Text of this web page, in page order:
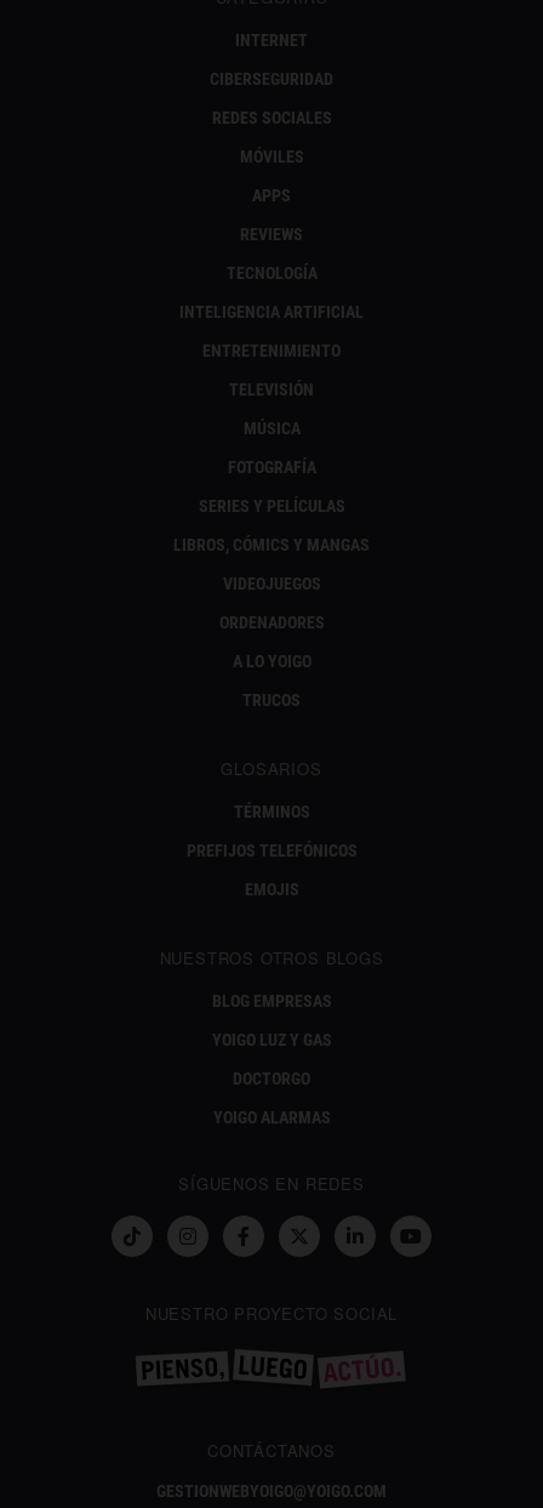
INTERNET
CIBERSEGURIDAD
REDES SOCIALES
MÓVILES
APPS
REVIEWS
TECNOLOGÍA
INTELIGENCIA ARTIFICIAL
ENTRETENIMIENTO
TELEVISIÓN
MÚSICA
FOTOGRAFÍA
SERIES Y PELÍCULAS
LIBROS, CÓMICS Y MANGAS
VIDEOJUEGOS
ORDENADORES
A LO YOIGO
TRUCOS
GLOSARIOS
TÉRMINOS
PREFIJOS TELEFÓNICOS
EMOJIS
NUESTROS OTROS BLOGS
BLOG EMPRESAS
YOIGO LUZ Y GAS
DOCTORGO
YOIGO ALARMAS
SÍGUENOS EN REDES
NUESTRO PROYECTO SOCIAL
CONTÁCTANOS
GESTIONWEBYOIGO@YOIGO.COM